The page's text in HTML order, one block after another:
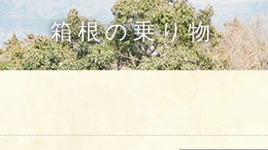
箱根の乗り物